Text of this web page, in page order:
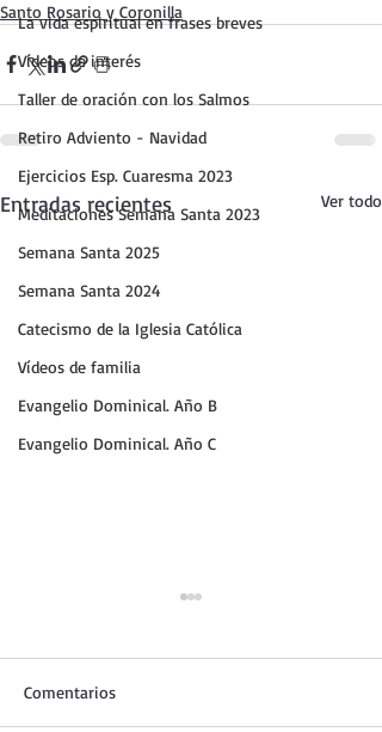
La vida espiritual en frases breves
Vídeos de interés
Taller de oración con los Salmos
Retiro Adviento - Navidad
Ejercicios Esp. Cuaresma 2023
Meditaciones Semana Santa 2023
Semana Santa 2025
Semana Santa 2024
Catecismo de la Iglesia Católica
Vídeos de familia
Evangelio Dominical. Año B
Evangelio Dominical. Año C
Santo Rosario y Coronilla
Entradas recientes Ver todo
Comentarios